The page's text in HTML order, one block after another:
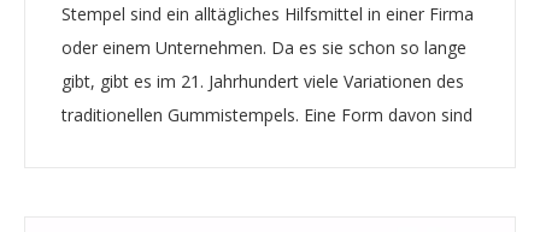
Stempel sind ein alltägliches Hilfsmittel in einer Firma
oder einem Unternehmen. Da es sie schon so lange
gibt, gibt es im 21. Jahrhundert viele Variationen des
traditionellen Gummistempels. Eine Form davon sind